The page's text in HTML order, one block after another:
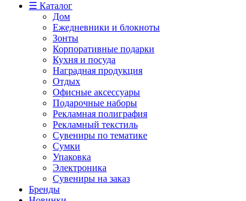
☰ Каталог
Дом
Ежедневники и блокноты
Зонты
Корпоративные подарки
Кухня и посуда
Наградная продукция
Отдых
Офисные аксессуары
Подарочные наборы
Рекламная полиграфия
Рекламный текстиль
Сувениры по тематике
Сумки
Упаковка
Электроника
Сувениры на заказ
Бренды